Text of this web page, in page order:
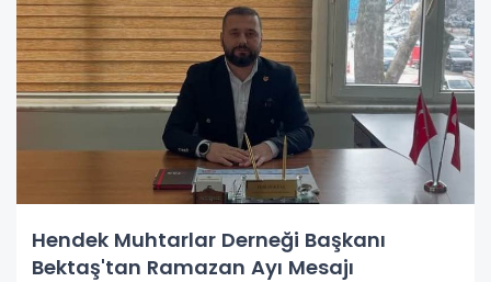
Hendek Muhtarlar Derneği Başkanı
Bektaş'tan Ramazan Ayı Mesajı